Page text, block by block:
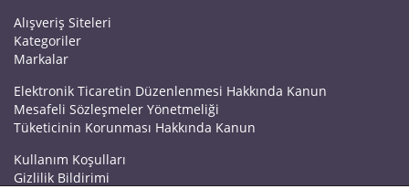
Alışveriş Siteleri
Kategoriler
Markalar
Elektronik Ticaretin Düzenlenmesi Hakkında Kanun
Mesafeli Sözleşmeler Yönetmeliği
Tüketicinin Korunması Hakkında Kanun
Kullanım Koşulları
Gizlilik Bildirimi